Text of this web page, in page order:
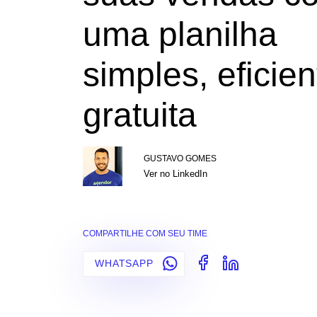
uma planilha
simples,
gratuita
GUSTAVO GOMES
Ver no LinkedIn
COMPARTILHE COM SEU TIME
WHATSAPP